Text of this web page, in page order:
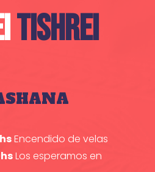
TISHREI
Encendido de velas
Los esperamos en